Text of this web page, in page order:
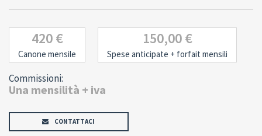
420 €
Canone mensile
150,00 €
Spese anticipate + forfait mensili
Commissioni:
Una mensilità + iva
CONTATTACI